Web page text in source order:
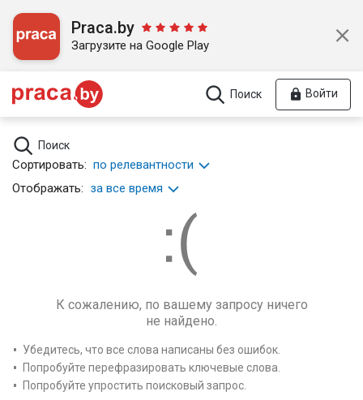
Praca.by
Загрузите на Google Play
Поиск Войти
Поиск
Сортировать: по релевантности
Отображать: за все время
К сожалению, по вашему запросу ничего
не найдено.
Убедитесь, что все слова написаны без ошибок.
Попробуйте перефразировать ключевые слова.
Попробуйте упростить поисковый запрос.